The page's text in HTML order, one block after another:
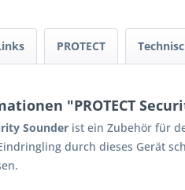
PROTECT
"PROTECT
Sounder ist ein Zubehör für
durch dieses Gerät